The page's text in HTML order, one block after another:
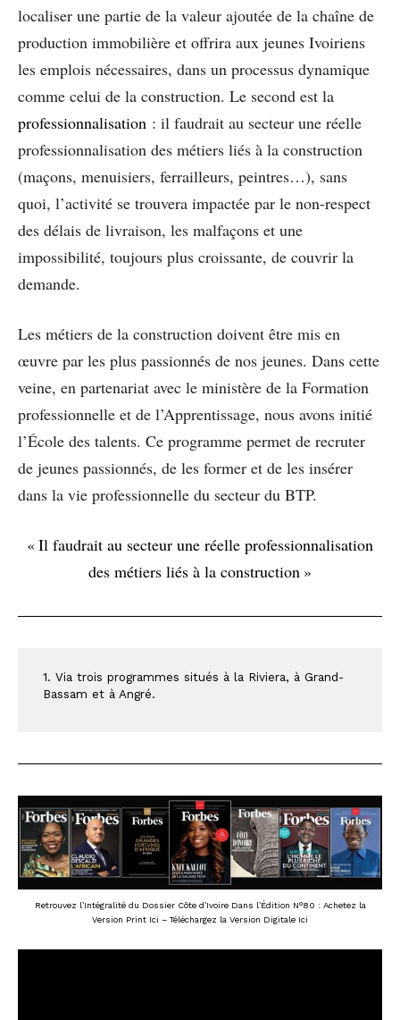
localiser une partie de la valeur ajoutée de la chaîne de
production immobilière et offrira aux jeunes Ivoiriens
les emplois nécessaires, dans un processus dynamique
comme celui de la construction. Le second est la
professionnalisation : il faudrait au secteur une réelle
professionnalisation des métiers liés à la construction
(maçons, menuisiers, ferrailleurs, peintres…), sans
quoi, l’activité se trouvera impactée par le non-respect
des délais de livraison, les malfaçons et une
impossibilité, toujours plus croissante, de couvrir la
demande.
Les métiers de la construction doivent être mis en
œuvre par les plus passionnés de nos jeunes. Dans cette
veine, en partenariat avec le ministère de la Formation
professionnelle et de l’Apprentissage, nous avons initié
l’École des talents. Ce programme permet de recruter
de jeunes passionnés, de les former et de les insérer
dans la vie professionnelle du secteur du BTP.
« Il faudrait au secteur une réelle professionnalisation
des métiers liés à la construction »
1. Via trois programmes situés à la Riviera, à Grand-
Bassam et à Angré.
Retrouvez l’Intégralité du Dossier Côte d’Ivoire Dans l’Édition N°80 : Achetez la
Version Print Ici – Téléchargez la Version Digitale Ici